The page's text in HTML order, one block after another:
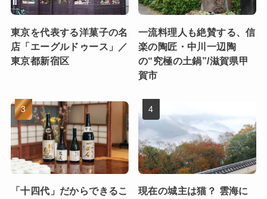
東京を代表する洋菓子の名
店「エーグルドゥース」／
東京都新宿区
一流料理人も絶賛する、信
楽の陶匠・中川一辺陶
の“究極の土鍋”/滋賀県甲
賀市
「十四代」だからできるこ
現在の城主は猫？ 雲海に